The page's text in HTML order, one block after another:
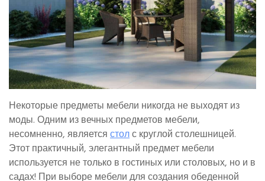
Некоторые предметы мебели никогда не выходят из
моды. Одним из вечных предметов мебели,
несомненно, являетсястолс круглой столешницей.
Этот практичный, элегантный предмет мебели
используется не только в гостиных или столовых, но и в
садах! При выборе мебели для создания обеденной